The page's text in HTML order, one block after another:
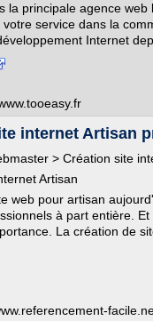
la principale agence web
service dans la
Internet
internet Artisan
> Création site
Artisan
web pour artisan
à part entière.
La création de